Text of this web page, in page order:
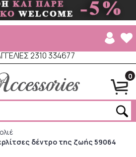
2310 334677
0
δέντρο της ζωής 59064